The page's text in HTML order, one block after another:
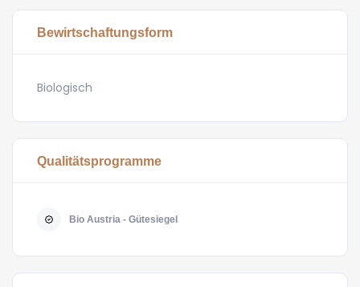
Bewirtschaftungsform
Biologisch
Qualitätsprogramme
Bio Austria - Gütesiegel